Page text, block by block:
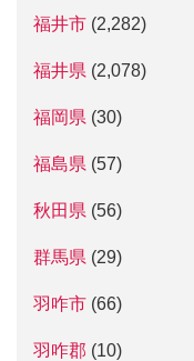
福井市 (2,282)
福井県 (2,078)
福岡県 (30)
福島県 (57)
秋田県 (56)
群馬県 (29)
羽咋市 (66)
羽咋郡 (10)